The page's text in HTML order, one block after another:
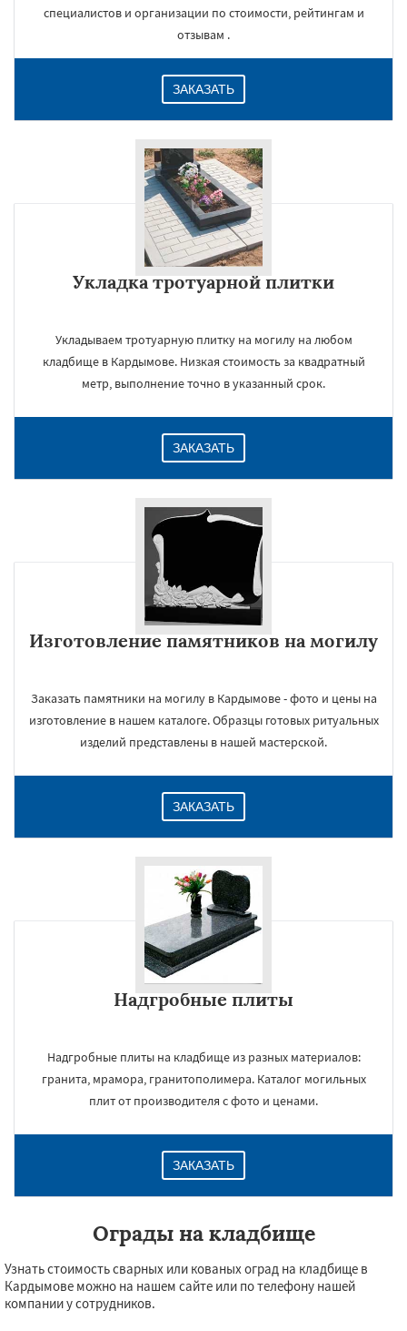
специалистов и организации по стоимости, рейтингам и
отзывам .
ЗАКАЗАТЬ
Укладка тротуарной плитки
Укладываем тротуарную плитку на могилу на любом
кладбище в Кардымове. Низкая стоимость за квадратный
метр, выполнение точно в указанный срок.
ЗАКАЗАТЬ
Изготовление памятников на могилу
Заказать памятники на могилу в Кардымове - фото и цены на
изготовление в нашем каталоге. Образцы готовых ритуальных
изделий представлены в нашей мастерской.
ЗАКАЗАТЬ
Надгробные плиты
Надгробные плиты на кладбище из разных материалов:
гранита, мрамора, гранитополимера. Каталог могильных
плит от производителя с фото и ценами.
ЗАКАЗАТЬ
Ограды на кладбище
Узнать стоимость сварных или кованых оград на кладбище в
Кардымове можно на нашем сайте или по телефону нашей
компании у сотрудников.